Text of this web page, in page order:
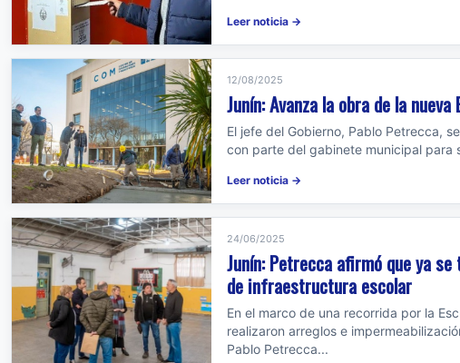
Leer noticia →
12/08/2025
Junín: Avanza la obra de la
El jefe del Gobierno, Pablo Petrecca,
con parte del gabinete municipal para
Leer noticia →
24/06/2025
Junín: Petrecca afirmó que ya
de infraestructura escolar
En el marco de una recorrida por la
realizaron arreglos e
Pablo Petrecca...